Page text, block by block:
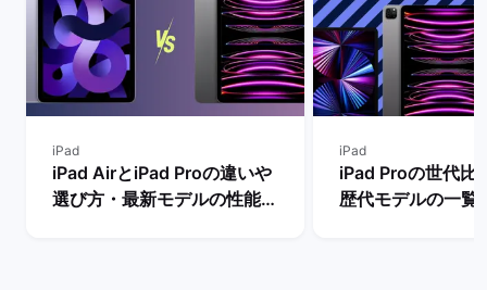
iPad
iPad AirとiPad Proの違いや
選び方・最新モデルの性能を
iPad
iPad Proの世代比
歴代モデルの一覧